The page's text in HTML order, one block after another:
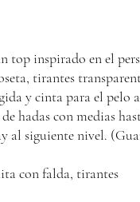
top inspirado en el
tirantes
y cinta para el pelo
hadas con medias
al siguiente nivel.
con falda, tirantes